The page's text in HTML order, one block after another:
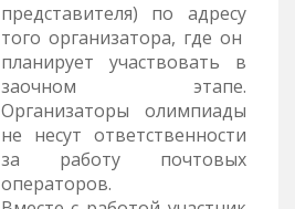
представителя) по адресу
того организатора, где он
планирует участвовать в
заочном этапе.
Организаторы олимпиады
не несут ответственности
за работу почтовых
операторов.